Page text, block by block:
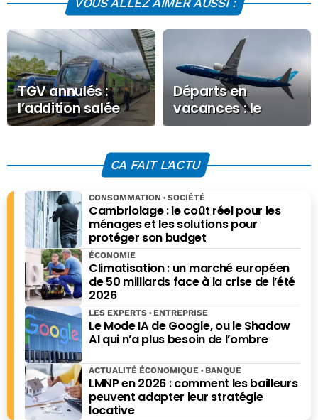
TGV annulés :
l’addition salée
des incendies de
l’économie
Départs en
vacances : le
gouvernement
recours des
passagers
aériens… et limite
l’accès à la
Justice
CA FAIT L'ACTU
Cambriolage : le coût réel pour les
ménages et les solutions pour
protéger son budget
CONSOMMATION SOCIÉTÉ
Climatisation : un marché européen
de 50 milliards face à la crise de l’été
2026
ÉCONOMIE
Le Mode IA de Google, ou le Shadow
AI qui n’a plus besoin de l’ombre
LES EXPERTS ENTREPRISE
LMNP en 2026 : comment les bailleurs
peuvent adapter leur stratégie
locative
ACTUALITÉ ÉCONOMIQUE BANQUE